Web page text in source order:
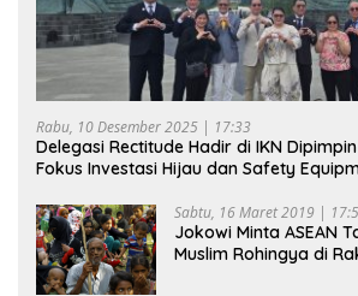
Rabu, 10 Desember 2025 | 17:33
Delegasi Rectitude Hadir di IKN
Fokus Investasi Hijau dan Safety
Sabtu, 16 Maret 2019 |
Jokowi Minta ASEAN
Muslim Rohingya di